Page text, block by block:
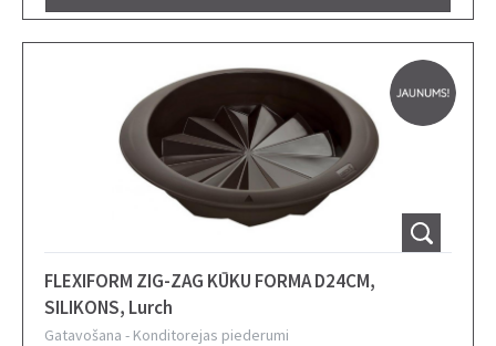
FLEXIFORM ZIG-ZAG KŪKU FORMA D24CM,
SILIKONS, Lurch
Gatavošana - Konditorejas piederumi